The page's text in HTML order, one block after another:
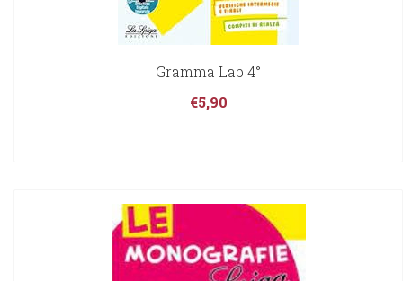
Gramma Lab 4°
€5,90